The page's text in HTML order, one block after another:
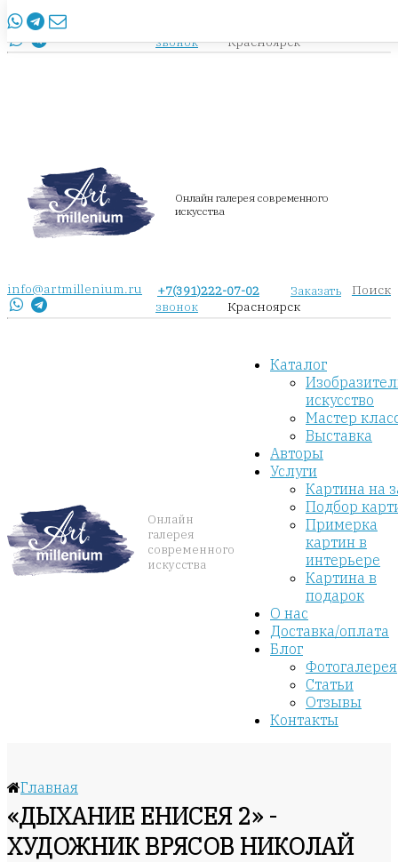
info@artmillenium.ru
звонок
Красноярск
Онлайн галерея современного
искусства
info@artmillenium.ru +7(391)222-07-02
Заказать
звонок
Красноярск
Поиск
Онлайн
галерея
современного
искусства
Каталог
искусство
Мастер
Выставка
Авторы
Услуги
Картина на
Подбор
Примерка
картин в
интерьере
Картина в
подарок
О нас
Доставка/оплата
Блог
Фотогалерея
Статьи
Отзывы
Контакты
Главная
«ДЫХАНИЕ ЕНИСЕЯ 2» -
ХУДОЖНИК ВРЯСОВ НИКОЛАЙ